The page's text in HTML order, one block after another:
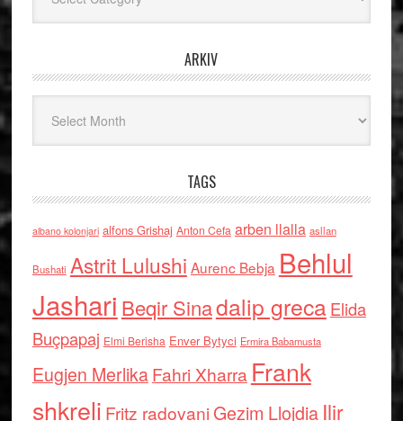
ARKIV
TAGS
albano kolonjari alfons Grishaj Anton Cefa arben llalla asllan
Bushati Astrit Lulushi Aurenc Bebja Behlul
Jashari Beqir Sinadalip grecaElida
Buçpapaj Elmi Berisha Enver Bytyci Ermira Babamusta
Eugjen MerlikaFahri Xharra Frank
shkreli Fritz radovaniGezim Llojdia Ilir